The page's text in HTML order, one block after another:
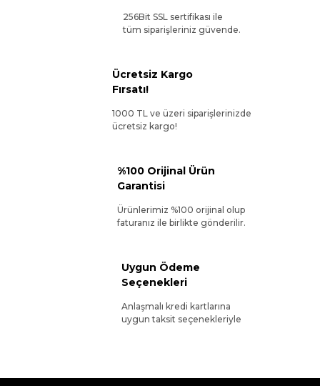
256Bit SSL sertifikası ile
tüm siparişleriniz güvende.
Ücretsiz Kargo
Fırsatı!
1000 TL ve üzeri siparişlerinizde
ücretsiz kargo!
%100 Orijinal Ürün
Garantisi
Ürünlerimiz %100 orijinal olup
faturanız ile birlikte gönderilir.
Uygun Ödeme
Seçenekleri
Anlaşmalı kredi kartlarına
uygun taksit seçenekleriyle